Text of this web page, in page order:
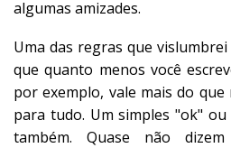
algumas amizades.
Uma das regras que
que quanto menos você
por exemplo, vale mais do
para tudo. Um simples "ok"
também. Quase não